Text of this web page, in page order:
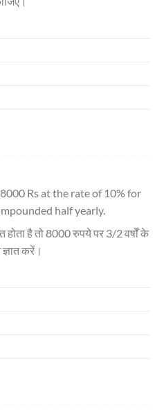
Rs at the rate of 10% for
half yearly.
होता है तो 8000 रुपये पर 3/2 वर्षों के
करें।